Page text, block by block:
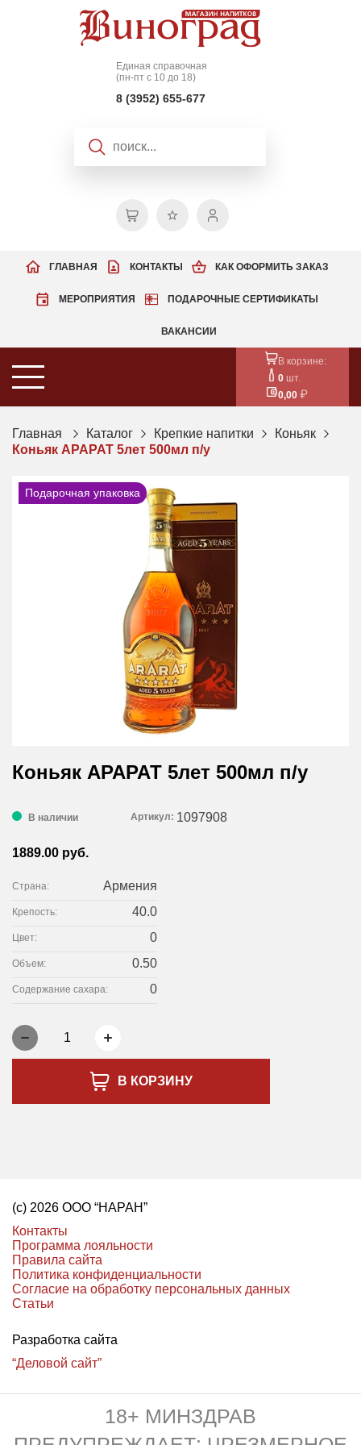
Единая справочная
(пн-пт с 10 до 18)
8 (3952) 655-677
КАК ОФОРМИТЬ ЗАКАЗ
МЕРОПРИЯТИЯ ПОДАРОЧНЫЕ СЕРТИФИКАТЫ
ВАКАНСИИ
ГЛАВНАЯ КОНТАКТЫ
В корзине:
0 шт.
0,00
Главная Каталог Крепкие напитки
Коньяк
Коньяк АРАРАТ 5лет 500мл п/у
Подарочная упаковка
Коньяк АРАРАТ 5лет 500мл п/у
В наличии Артикул: 1097908
1889.00 руб.
Страна: Армения
Крепость: 40.0
Цвет: 0
Объем: 0.50
Содержание сахара: 0
1
В КОРЗИНУ
(с) 2026 ООО “НАРАН”
Контакты
Программа лояльности
Правила сайта
Политика конфиденциальности
Согласие на обработку персональных данных
Статьи
Разработка сайта
“Деловой сайт”
18+ МИНЗДРАВ